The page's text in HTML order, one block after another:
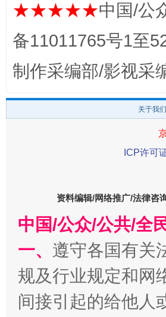
揭开“小金库”的免责幌子
受贿1.44亿！段成刚被判无期
★★★★★中国/公
备11011765号1至
制作采编部/影视采
关于我们
ICP许可
资料编辑/网络推广/法律咨
中国/公众/公共/全
一、 遵守各国有关
规及行业规定和网
间接引起的给他人